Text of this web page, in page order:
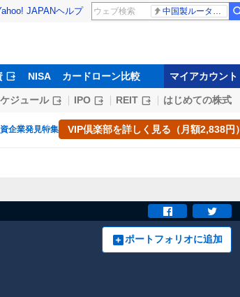
JAPANヘルプ 中国製ルーター20機種
NISA カードローン比較 マイアカウント
ジュール IPO REIT はじめての株式
企業発見特集 VIP倶楽部を詳しく見る（月額2,838円）
ポートフォリオに追加